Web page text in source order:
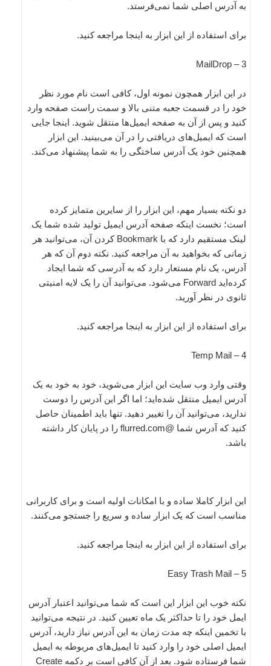
به آدرس اصلی شما نمی‌فرستد.
برای استفاده از این ابزار به اینجا مراجعه کنید.
3 – MailDrop
در این ابزار همچون نمونه اول، کافی است ‌نام مورد نظر
خود را در قسمت جعبه متنی بالا و سمت راست صفحه وارد
کنید و پس از آن به صفحه ایمیل‌ها منتقل شوید. اینجا جایی
است که ایمیل‌های دریافتی را در آن ‌می‌‌بینید. این ابزار
همچنین خود یک آدرس ساختگی را به شما پیشنهاد می‌کند.
دو نکته بسیار مهم، این ابزار را از سایرین متمایز کرده
است؛ نخست اینکه صفحه آدرس ایمیل تولید شده شما یک
لینک مستقیم دارد که با Bookmark کردن آن، می‌توانید‌ هر
زمانی که بخواهید‌ به آن مراجعه کنید. نکته دوم آن که هر
آدرس،‌ یک نام مستعار دارد که به آدرسی که شما ایجاد
کرده‌اید Forward می‌شود. می‌توانید آن را یک لایه امنیتی
ثانوی در نظر آورید.
برای استفاده از این ابزار به اینجا مراجعه کنید.
4 – Temp Mail
وقتی وارد وب سایت این ابزار می‌شوید، خود به خود به یک
آدرس ایمیل منتقل شده‌اید؛ اما اگر این آدرس را دوست
ندارید، می‌توانید آن را تغییر دهید. تنها باید اطمینان حاصل
کنید که آدرس شما @flurred.com را در پایان کار داشته
باشد.
این ابزار کاملا ساده و با امکانات اولیه است و برای کاربرانی
مناسب است که یک ابزار ساده و سریع را جستجو می‌کنند.
برای استفاده از این ابزار به اینجا مراجعه کنید.
5 – Easy Trash Mail
نکته خوب این ابزار این است که شما می‌توانید ‌اعتبار آدرس
ایمل خود را تا ‌حداکثر یک ماه تعیین کنید. در نتیجه می‌توانید
با تخمین اینکه ‌چه مدت زمان به این آدرس نیاز دارید، آدرس
ایمیل اصلی خود را وارد کنید تا ایمیل‌های مربوطه به ایمیل
شما فرستاده شود. بعد از آن کافی است بر ‌دکمه Create